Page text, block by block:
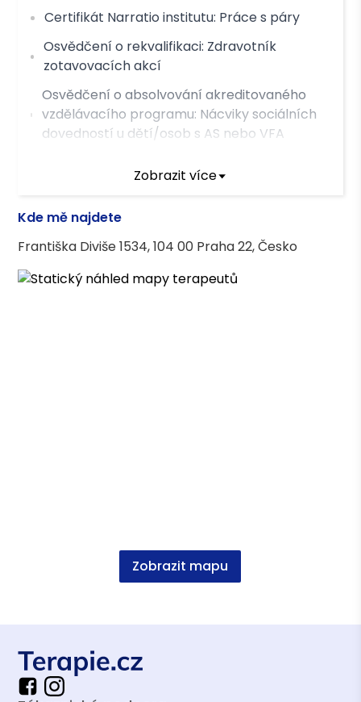
Certifikát Narratio institutu: Práce s páry
Osvědčení o rekvalifikaci: Zdravotník
zotavovacích akcí
Osvědčení o absolvování akreditovaného
vzdělávacího programu: Nácviky sociálních
dovedností u dětí/osob s AS nebo VFA
vzdělávacího programu: Mindfulness ke
Osvědčení o absolvování akreditovaného
vzdělávacího programu: Zvládání verbální
agrese a problémového chování
aktuální studium
Speciální pedagogika, DiS. Jabok-Vyšší
Herectví a moderování, DiS. Vyšší odborná
škola herecká
Zobrazit více
Kde mě najdete
Františka Diviše 1534, 104 00 Praha 22, Česko
Zobrazit mapu